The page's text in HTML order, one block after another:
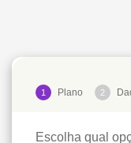
1 Plano 2
Escolha qual